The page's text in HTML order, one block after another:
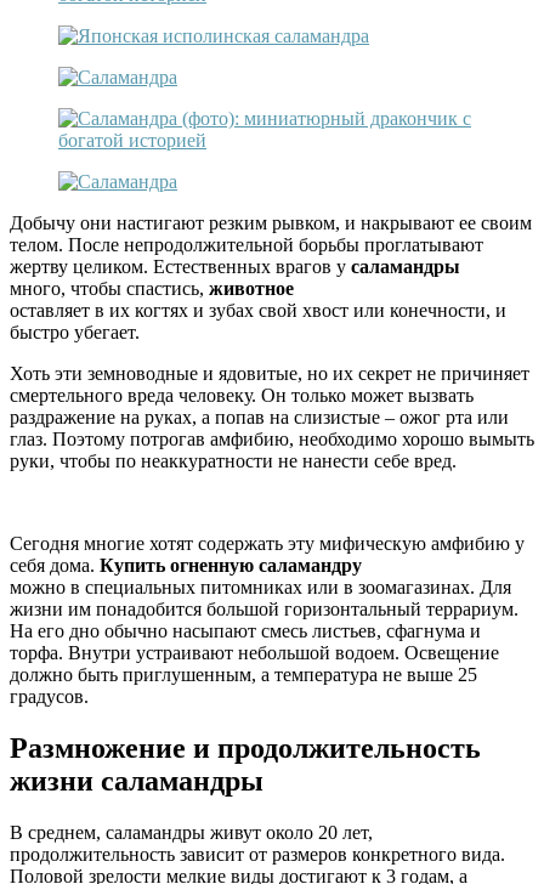
Добычу они настигают резким рывком, и накрывают ее своим
телом. После непродолжительной борьбы проглатывают
жертву целиком. Естественных врагов у саламандры
много, чтобы спастись, животное
оставляет в их когтях и зубах свой хвост или конечности, и
быстро убегает.
Хоть эти земноводные и ядовитые, но их секрет не причиняет
смертельного вреда человеку. Он только может вызвать
раздражение на руках, а попав на слизистые – ожог рта или
глаз. Поэтому потрогав амфибию, необходимо хорошо вымыть
руки, чтобы по неаккуратности не нанести себе вред.
Сегодня многие хотят содержать эту мифическую амфибию у
себя дома. Купить огненную саламандру
можно в специальных питомниках или в зоомагазинах. Для
жизни им понадобится большой горизонтальный террариум.
На его дно обычно насыпают смесь листьев, сфагнума и
торфа. Внутри устраивают небольшой водоем. Освещение
должно быть приглушенным, а температура не выше 25
градусов.
Размножение и продолжительность
жизни саламандры
В среднем, саламандры живут около 20 лет,
продолжительность зависит от размеров конкретного вида.
Половой зрелости мелкие виды достигают к 3 годам, а